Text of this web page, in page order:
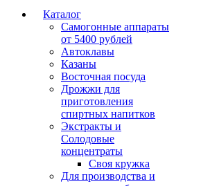
Каталог
Самогонные аппараты
от 5400 рублей
Автоклавы
Казаны
Восточная посуда
Дрожжи для
приготовления
спиртных напитков
Экстракты и
Солодовые
концентраты
Своя кружка
Для производства и